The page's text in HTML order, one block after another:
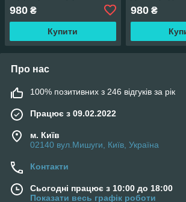
980 ₴
Купити
980₴
Про нас
100% позитивних з 246 відгуків за рік
Працює з 09.02.2022
м. Київ
02140 вул.Мишуги, Київ, Україна
Контакти
Сьогодні працює з 10:00 до 18:00
Показати весь графік роботи